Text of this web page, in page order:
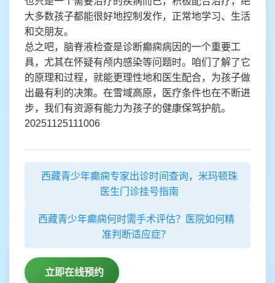
大多数孩子都能很好地控制发作，正常地学习、生活
和交朋友。
总之吧，脑脊液检查是诊断癫痫病因的一个重要工
具，尤其在怀疑有颅内感染等问题时。咱们了解了它
的原理和过程，就能更理性地和医生配合，为孩子做
出最有利的决策。在雪域高原，医疗条件也在不断进
步，我们有资源有能力为孩子的健康保驾护航。
20251125111006
西藏青少年癫痫专家出诊时间查询，米玛顿珠
医生门诊挂号指南
西藏青少年癫痫何时需手术评估？医院如何精
准判断适应症？
立即在线预约